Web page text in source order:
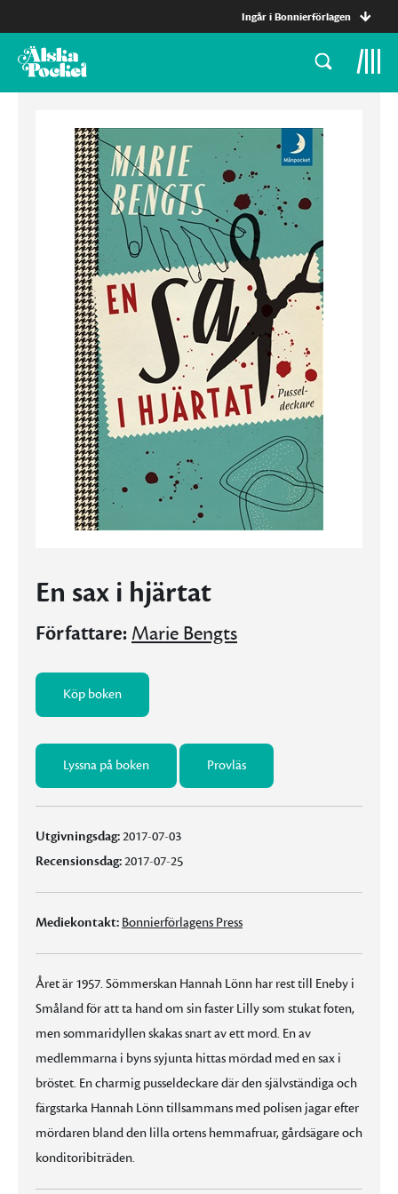
Ingår i Bonnierförlagen
En sax i hjärtat
Författare: Marie Bengts
Köp boken
Lyssna på boken Provläs
Utgivningsdag:2017-07-03
Recensionsdag:2017-07-25
Mediekontakt: Bonnierförlagens Press
Året är 1957. Sömmerskan Hannah Lönn har rest till Eneby i
Småland för att ta hand om sin faster Lilly som stukat foten,
men sommaridyllen skakas snart av ett mord. En av
medlemmarna i byns syjunta hittas mördad med en sax i
bröstet. En charmig pusseldeckare där den självständiga och
färgstarka Hannah Lönn tillsammans med polisen jagar efter
mördaren bland den lilla ortens hemmafruar, gårdsägare och
konditoribiträden.